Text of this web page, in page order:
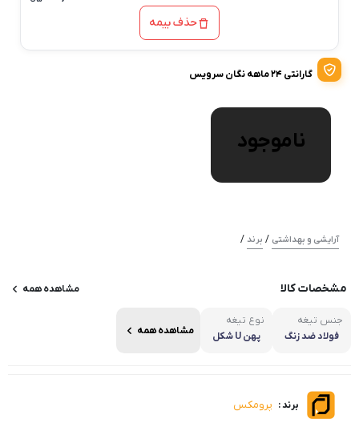
حذف بیمه
گارانتی ۲۴ ماهه نگان سرویس
ناموجود
آرایشی و بهداشتی / برند /
مشخصات کالا مشاهده همه
جنس تیغه
فولاد ضد زنگ
نوع تیغه
پهن U شکل
مشاهده همه
برند : پرومکس